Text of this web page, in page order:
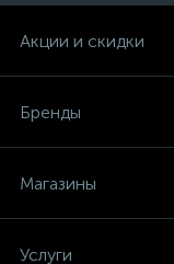
Акции и скидки
Бренды
Магазины
Услуги